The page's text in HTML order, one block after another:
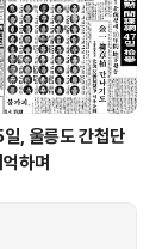
, 울릉도 간첩단
하며